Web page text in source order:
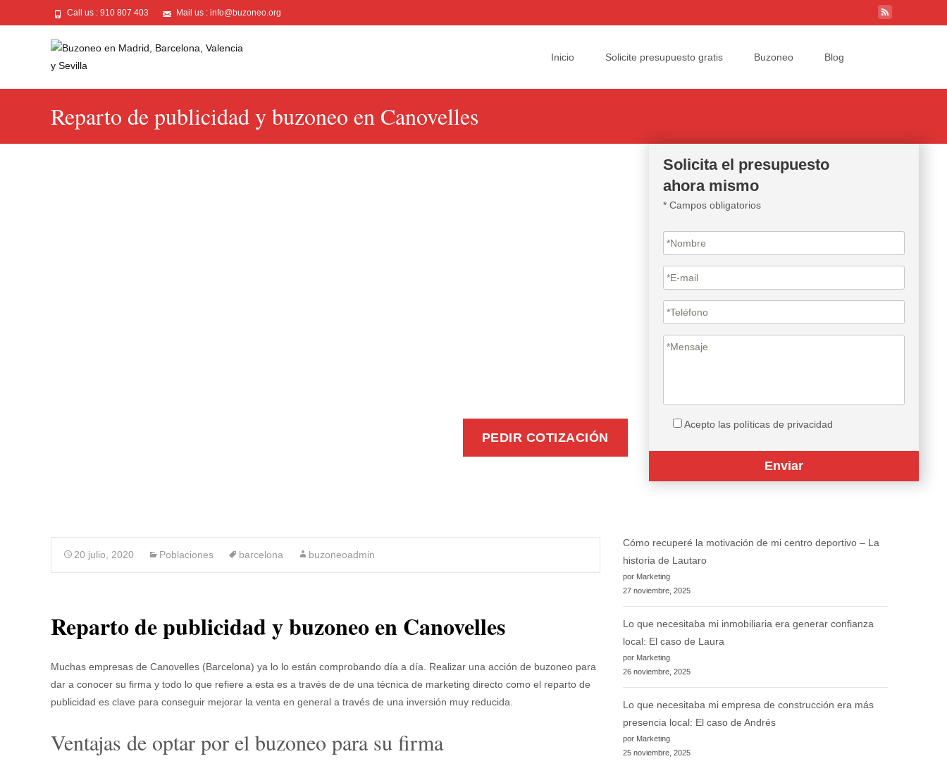
Call us : 910 807 403 Mail us : info@buzoneo.org
Inicio Solicite presupuesto gratis Buzoneo Blog
Reparto de publicidad y buzoneo en Canovelles
PEDIR COTIZACIÓN
Solicita el presupuesto
ahora mismo
* Campos obligatorios
Acepto las políticas de privacidad
20 julio, 2020 Poblaciones barcelona buzoneoadmin
Reparto de publicidad y buzoneo en Canovelles
Muchas empresas de Canovelles (Barcelona) ya lo lo están comprobando día a día. Realizar una acción de buzoneo para
dar a conocer su firma y todo lo que refiere a esta es a través de de una técnica de marketing directo como el reparto de
publicidad es clave para conseguir mejorar la venta en general a través de una inversión muy reducida.
Ventajas de optar por el buzoneo para su firma
Cómo recuperé la motivación de mi centro deportivo – La
historia de Lautaro
por Marketing
27 noviembre, 2025
Lo que necesitaba mi inmobiliaria era generar confianza
local: El caso de Laura
por Marketing
26 noviembre, 2025
Lo que necesitaba mi empresa de construcción era más
presencia local: El caso de Andrés
por Marketing
25 noviembre, 2025